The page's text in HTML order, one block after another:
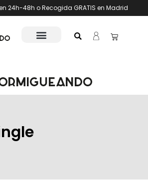
24h-48h o Recogida GRATIS en Madrid